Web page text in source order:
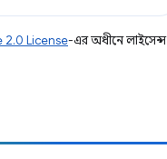
2.0 License-এর অধীনে লাইসেন্স